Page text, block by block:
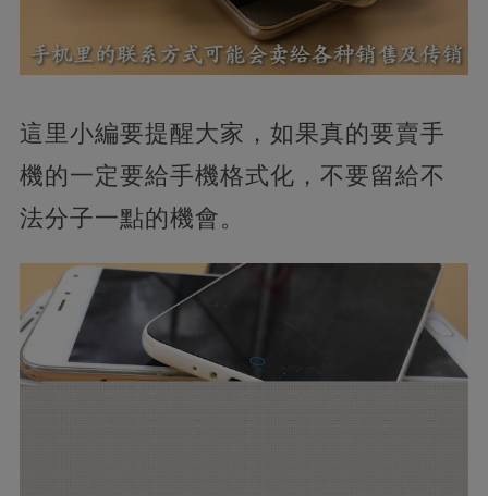
這里小編要提醒大家，如果真的要賣手
機的一定要給手機格式化，不要留給不
法分子一點的機會。